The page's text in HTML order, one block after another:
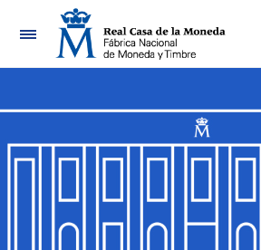
Nabigazioa
Erakutsi/Ezkutatu
Erakutsi/Ezkutatu